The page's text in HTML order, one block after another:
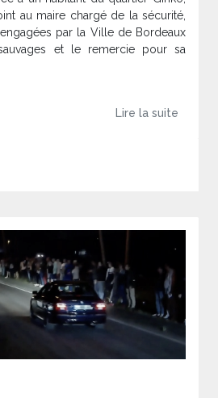
au maire chargé de la sécurité,
par la Ville de Bordeaux
et le remercie pour sa
Lire la suite